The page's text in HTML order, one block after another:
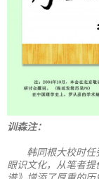
训森注：
韩同根大校时
眼识文化，从笔者